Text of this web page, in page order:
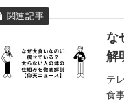
な
解
テ
食